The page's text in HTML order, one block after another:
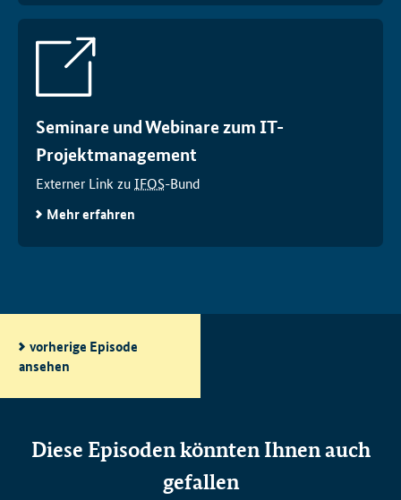
Seminare und Webinare zum IT-
Projektmanagement
Externer Link zuIFOS-Bund
Mehr erfahren
vorherige Episode
ansehen
Diese Episoden könnten Ihnen auch
gefallen